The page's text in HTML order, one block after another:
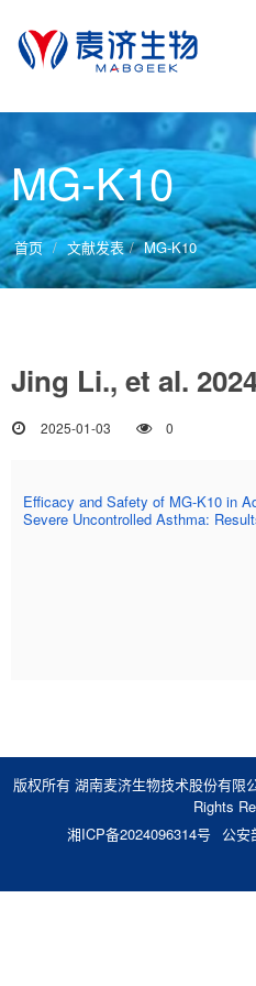
MG-K10
首页 文献发表 MG-K10
Jing Li., et al.
2025-01-03 0
Efficacy and Safety of MG-K10 in
Severe Uncontrolled Asthma:
版权所有 湖南麦济生物技术股份有
Rights
湘ICP备2024096314号
公安